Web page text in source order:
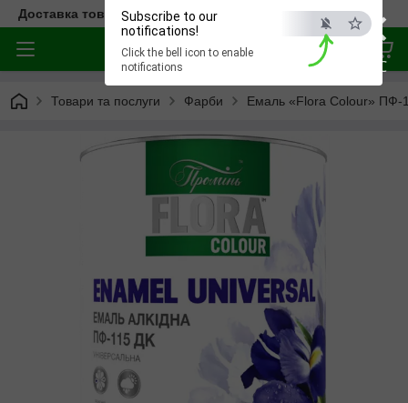
×
ESC
Subscribe to our
notifications!
Click the bell icon to enable
notifications
Доставка товара по всей Украине
Товари та послуги Фарби Емаль «Flora Colour» ПФ-